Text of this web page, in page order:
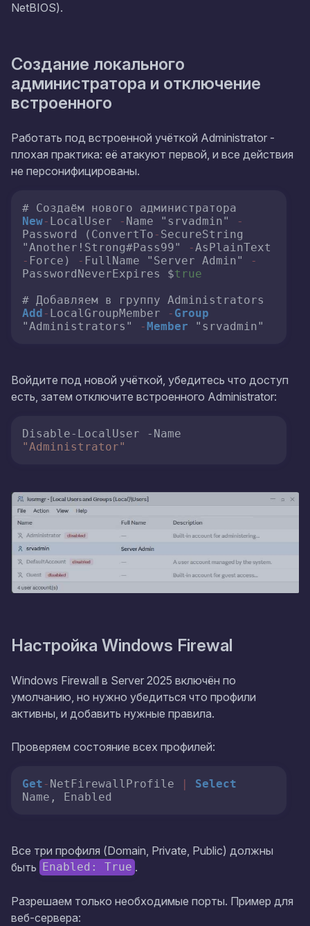
NetBIOS).
Создание локального
администратора и отключение
встроенного
Работать под встроенной учёткой Administrator -
плохая практика: её атакуют первой, и все действия
не персонифицированы.
New- LocalUser - Name "srvadmin"
-
Password (ConvertTo - SecureString
"Another!Strong#Pass99"
-
- Force) - FullName "Server Admin"
-
PasswordNeverExpires $true
Add - LocalGroupMember - Group
"Administrators"
- Member "srvadmin"
Войдите под новой учёткой, убедитесь что доступ
есть, затем отключите встроенного Administrator:
"Administrator"
Настройка Windows Firewal
Windows Firewall в Server 2025 включён по
умолчанию, но нужно убедиться что профили
активны, и добавить нужные правила.
Проверяем состояние всех профилей:
Get - NetFirewallProfile |
Select
Name, Enabled
Все три профиля (Domain, Private, Public) должны
быть
Enabled: True .
Разрешаем только необходимые порты. Пример для
веб-сервера: